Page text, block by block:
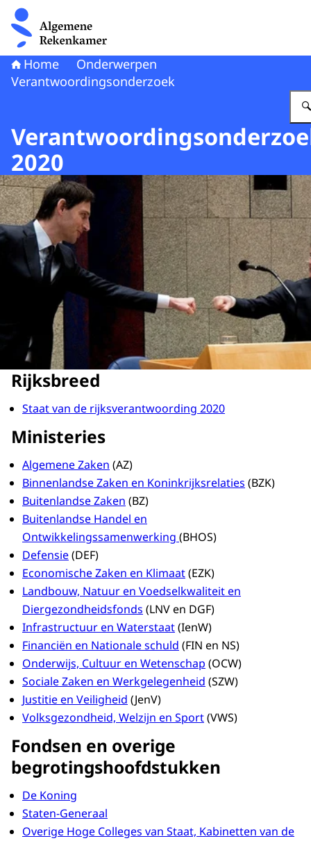
Naar de homepage van Algemene Rekenkamer
Home
Onderwerpen
Verantwoordingsonderzoek
2020
Rijksbreed
Staat van de rijksverantwoording 2020
Ministeries
Algemene Zaken (AZ)
Binnenlandse Zaken en Koninkrijksrelaties (BZK)
Buitenlandse Zaken (BZ)
Buitenlandse Handel en
Ontwikkelingssamenwerking (BHOS)
Defensie(DEF)
Economische Zaken en Klimaat(EZK)
Landbouw, Natuur en Voedselkwaliteit en
Diergezondheidsfonds (LNV en DGF)
Infrastructuur en Waterstaat(IenW)
Financiën en Nationale schuld (FIN en NS)
Onderwijs, Cultuur en Wetenschap (OCW)
Sociale Zaken en Werkgelegenheid (SZW)
Justitie en Veiligheid (JenV)
Volksgezondheid, Welzijn en Sport(VWS)
Fondsen en overige
begrotingshoofdstukken
De Koning
Staten-Generaal
Overige Hoge Colleges van Staat, Kabinetten van de